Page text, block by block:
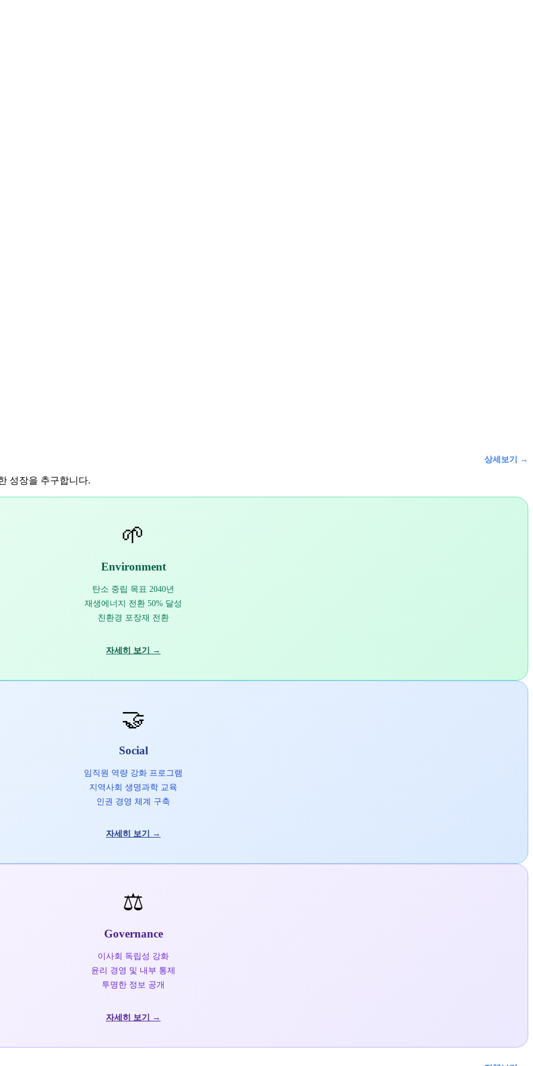
상세보기 →
성장을 추구합니다.
🌱
Environment
탄소 중립 목표 2040년
재생에너지 전환 50% 달성
친환경 포장재 전환
자세히 보기 →
🤝
Social
임직원 역량 강화 프로그램
지역사회 생명과학 교육
인권 경영 체계 구축
자세히 보기 →
⚖️
Governance
이사회 독립성 강화
윤리 경영 및 내부 통제
투명한 정보 공개
자세히 보기 →